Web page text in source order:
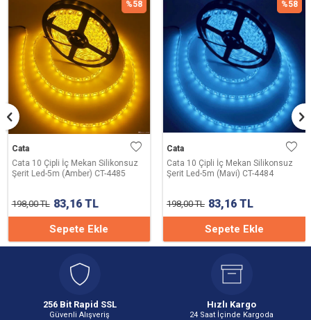
%58
Cata
Cata 10 Çipli İç Mekan Silikonsuz
Şerit Led-5m (Amber) CT-4485
198,00TL 83,16TL
Sepete Ekle
%58
Cata
Cata 10 Çipli İç Mekan Silikonsuz
Şerit Led-5m (Mavi) CT-4484
198,00TL 83,16TL
Sepete Ekle
256 Bit Rapid SSL
Güvenli Alışveriş
Hızlı Kargo
24 Saat İçinde Kargoda